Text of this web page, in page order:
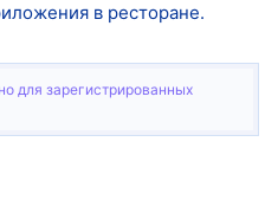
в ресторане.
для зарегистрированных